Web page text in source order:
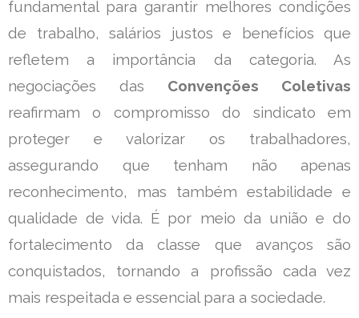
fundamental para garantir melhores condições
de trabalho, salários justos e benefícios que
refletem a importância da categoria. As
negociações das Convenções Coletivas
reafirmam o compromisso do sindicato em
proteger e valorizar os trabalhadores,
assegurando que tenham não apenas
reconhecimento, mas também estabilidade e
qualidade de vida. É por meio da união e do
fortalecimento da classe que avanços são
conquistados, tornando a profissão cada vez
mais respeitada e essencial para a sociedade.